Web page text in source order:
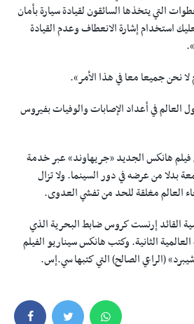
التي يتخذها السائقون لقيادة سيارة بأمان
استخدام إشارة الانعطاف وعدم القيادة
نحن جميعا معا في هذا الأمر“.
العالم في أعداد الإصابات والوفيات بفيروس
هانكس الجديد ”جريهاوند“ عبر خدمة
بدلا من عرضه في دور السينما. ولا تزال
العالم مغلقة للحد من تفشي العدوى.
القائد إرنست كروس ضابط البحرية الذي
الثانية. وكتب هانكس سيناريو الفيلم
(الراعي الصالح) التي كتبها سي.إس.